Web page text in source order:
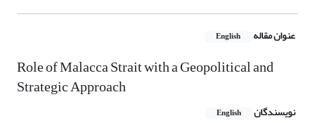
عنوان مقاله English
Role of Malacca Strait with a Geopolitical and
Strategic Approach
نویسندگان English